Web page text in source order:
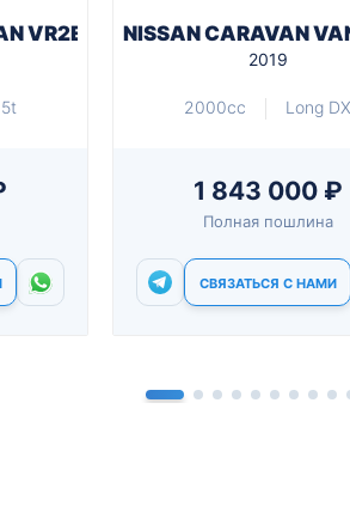
VR2E26 NISSAN CARAVAN
2019
2000cc Long DX
1 843 000 ₽
Полная пошлина
СВЯЗАТЬСЯ С НАМИ